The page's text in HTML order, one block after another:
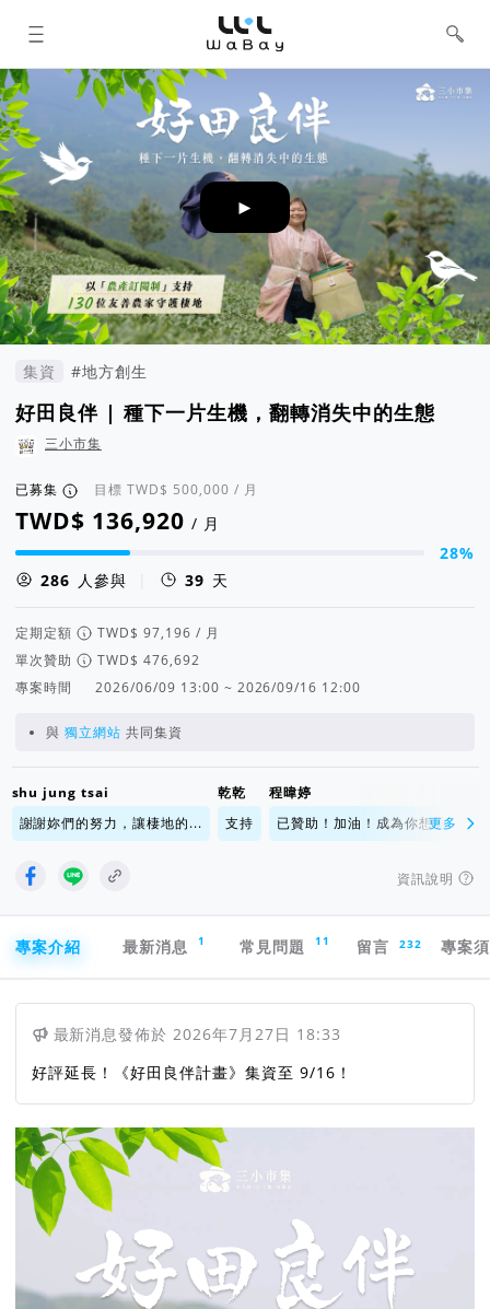
WaBay 挖貝 | 台灣最值得信賴的群眾
集資 / 群眾募資平台
►
集資 #地方創生
好田良伴 | 種下一片生機，翻轉消失中的生態
三小市集
已募集 目標 / 月
/ 月
集資進度 28%
28%
人參與
39 天
定期定額
/ 月
單次贊助
專案時間
2026/06/09 13:00 ~ 2026/09/16 12:00
與 獨立網站 共同集資
shu jung tsai
謝謝妳們的努力，讓棲地的...
乾乾
支持
程暐婷
已贊助！加油！成為你想看...
更多
資訊說明
專案介紹
最新消息 1 常見問題 11 留言 232 專案
最新消息發佈於2026年7月27日 18:33
好評延長！《好田良伴計畫》集資至 9/16！